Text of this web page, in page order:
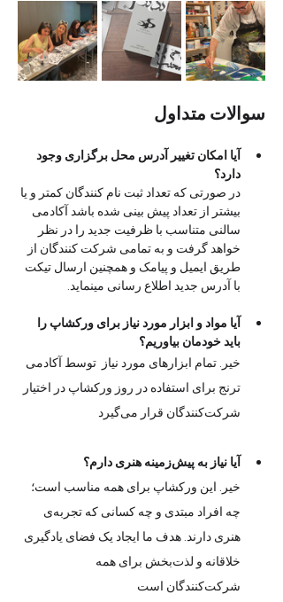
سوالات متداول
آیا امکان تغییر آدرس محل برگزاری وجود
دارد؟
در صورتی که تعداد ثبت نام کنندگان کمتر و یا
بیشتر از تعداد پیش بینی شده باشد آکادمی
سالنی متناسب با ظرفیت جدید را در نظر
خواهد گرفت و به تمامی شرکت کنندگان از
طریق ایمیل و پیامک و همچنین ارسال تیکت
با آدرس جدید اطلاع رسانی مینماید.
آیا مواد و ابزار مورد نیاز برای ورکشاپ را
باید خودمان بیاوریم؟
خیر. تمام ابزارهای مورد نیاز  توسط آکادمی
ترنج برای استفاده در روز ورکشاپ در اختیار
شرکت‌کنندگان قرار می‌گیرد
آیا نیاز به پیش‌زمینه هنری دارم؟
خیر. این ورکشاپ برای همه مناسب است؛
چه افراد مبتدی و چه کسانی که تجربه‌ی
هنری دارند. هدف ما ایجاد یک فضای یادگیری
خلاقانه و لذت‌بخش برای همه
شرکت‌کنندگان است